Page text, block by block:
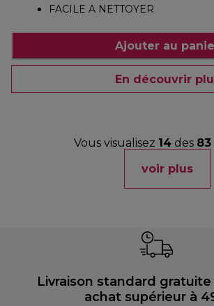
FACILE A NETTOYER
Ajouter au
En découvrir
Vous visualisez 14des 83
voir plus
Livraison standard
achat supérieur à